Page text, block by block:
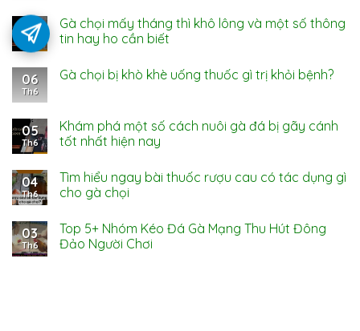
07
Th6
Gà chọi mấy tháng thì khô lông và một số thông
tin hay ho cần biết
06
Th6
Gà chọi bị khò khè uống thuốc gì trị khỏi bệnh?
05
Th6
Khám phá một số cách nuôi gà đá bị gãy cánh
tốt nhất hiện nay
04
Th6
Tìm hiểu ngay bài thuốc rượu cau có tác dụng gì
cho gà chọi
03
Th6
Top 5+ Nhóm Kéo Đá Gà Mạng Thu Hút Đông
Đảo Người Chơi